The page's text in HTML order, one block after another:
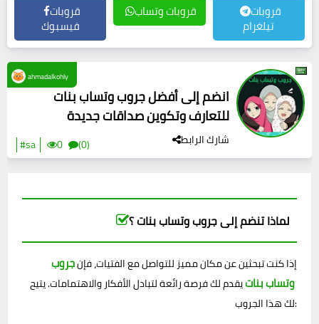
قروبات
فيسبوك
قروبات وتساب قروبات
تيلغرام
انضم إلى أفضل جروب وتساب بنات
للتعارف وتكوين صداقات جديدة
شارك الرابط #sa 0 (0)
ahmadalkohly
لماذا تنضم إلى جروب وتساب بنات ؟
إذا كنت تبحثين عن مكان مميز للتواصل مع الفتيات، فإنجروب
وتساب بناتيقدم لك فرصة رائعة لتبادل الأفكار والاهتمامات. يتيح
لك هذا الجروب: